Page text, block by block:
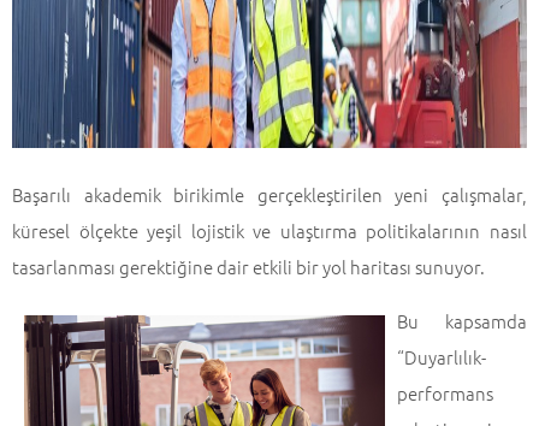
Başarılı akademik birikimle gerçekleştirilen yeni çalışmalar,
küresel ölçekte yeşil lojistik ve ulaştırma politikalarının nasıl
tasarlanması gerektiğine dair etkili bir yol haritası sunuyor.
Bu kapsamda
“Duyarlılık-
performans